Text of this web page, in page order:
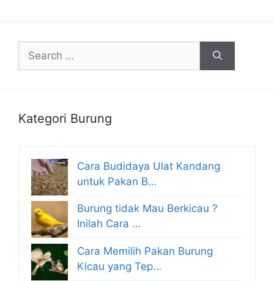
for:
Kategori Burung
Cara Budidaya Ulat Kandang
untuk Pakan B…
Burung tidak Mau Berkicau ?
Inilah Cara …
Cara Memilih Pakan Burung
Kicau yang Tep…